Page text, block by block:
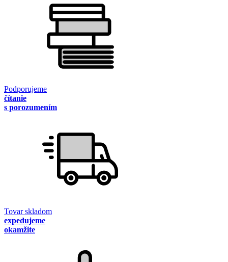
Podporujeme
čítanie
s porozumením
Tovar skladom
expedujeme
okamžite